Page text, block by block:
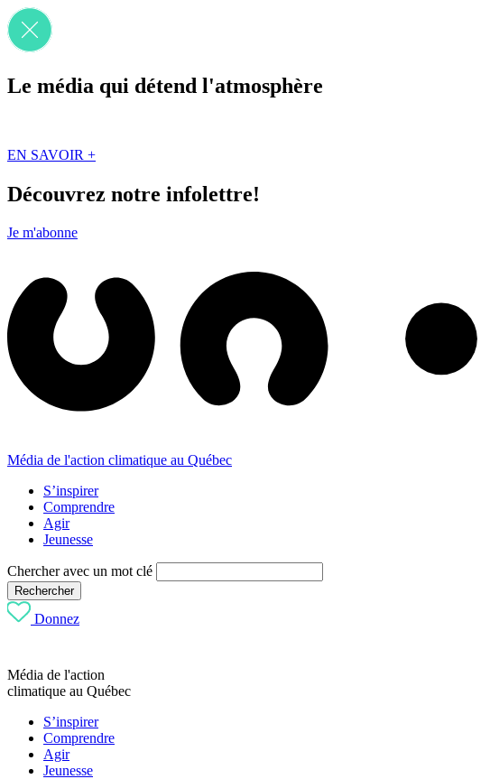
Le média qui détend l'atmosphère
EN SAVOIR +
Découvrez notre infolettre!
Je m'abonne
Média de l'action climatique au Québec
S’inspirer
Comprendre
Agir
Jeunesse
Chercher avec un mot clé
Rechercher
Donnez
Média de l'action
climatique au Québec
S’inspirer
Comprendre
Agir
Jeunesse